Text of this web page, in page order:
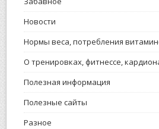
Новости
Нормы веса, потребления
О тренировках, фитнессе,
Полезная информация
Полезные сайты
Разное